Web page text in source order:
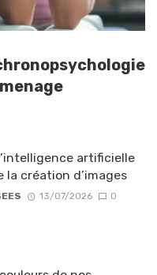
artificielle
la création d’images
13/07/2026 0